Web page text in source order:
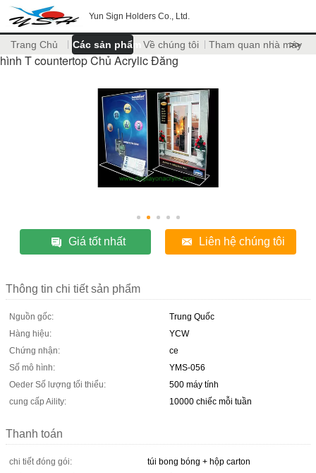
Yun Sign Holders Co., Ltd.
Trang Chủ Các sản phẩm Về chúng tôi Tham quan nhà máy
>>
hình T countertop Chủ Acrylic Đăng
Giá tốt nhất Liên hệ chúng tôi
Thông tin chi tiết sản phẩm
Nguồn gốc:
Trung Quốc
Hàng hiệu:
YCW
Chứng nhận:
ce
Số mô hình:
YMS-056
Oeder Số lượng tối thiểu:
500 máy tính
cung cấp Aility:
10000 chiếc mỗi tuần
Thanh toán
chi tiết đóng gói:
túi bong bóng + hộp carton